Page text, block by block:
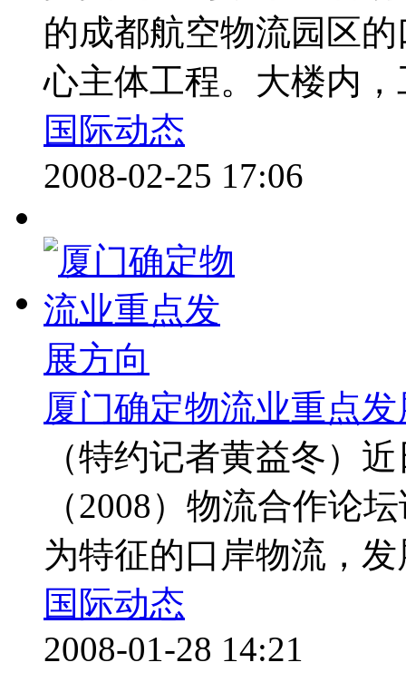
的成都航空物流园区
心主体工程。大楼内
国际动态
2008-02-25 17:06
厦门确定物流业重点
（特约记者黄益冬）
（2008）物流合作论
为特征的口岸物流，
国际动态
2008-01-28 14:21